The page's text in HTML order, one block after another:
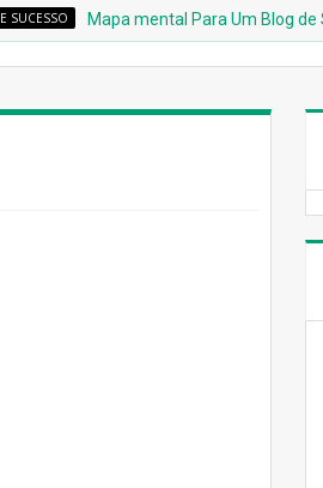
Mapa mental Para Um Blog de